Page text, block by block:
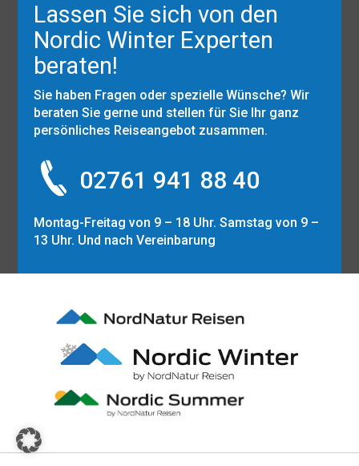
Lassen Sie sich von den
Nordic Winter Experten
beraten!
Sie haben Fragen oder spezielle Wünsche? Wir
beraten Sie gerne und stellen für Sie Ihr ganz
persönliches Reiseangebot zusammen.
02761 941 88 40
Montag-Freitag von 9 – 18 Uhr. Samstag von 9 –
13 Uhr. Und nach Vereinbarung